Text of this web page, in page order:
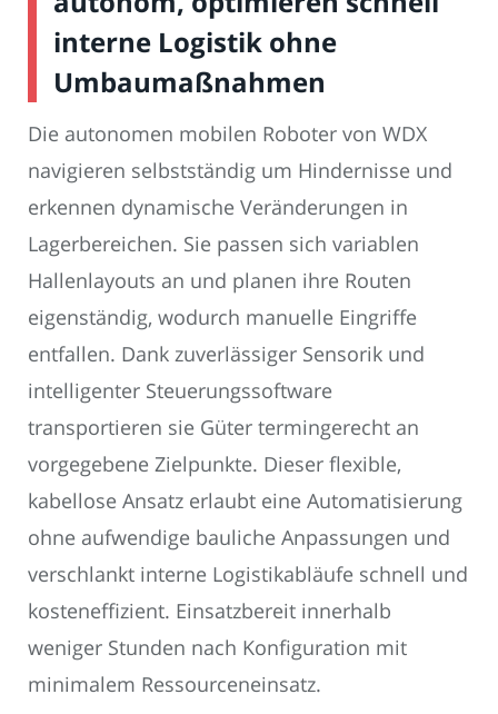
interne Logistik ohne
Umbaumaßnahmen
Die autonomen mobilen Roboter von WDX
navigieren selbstständig um Hindernisse und
erkennen dynamische Veränderungen in
Lagerbereichen. Sie passen sich variablen
Hallenlayouts an und planen ihre Routen
eigenständig, wodurch manuelle Eingriffe
entfallen. Dank zuverlässiger Sensorik und
intelligenter Steuerungssoftware
transportieren sie Güter termingerecht an
vorgegebene Zielpunkte. Dieser flexible,
kabellose Ansatz erlaubt eine Automatisierung
ohne aufwendige bauliche Anpassungen und
verschlankt interne Logistikabläufe schnell und
kosteneffizient. Einsatzbereit innerhalb
weniger Stunden nach Konfiguration mit
minimalem Ressourceneinsatz.